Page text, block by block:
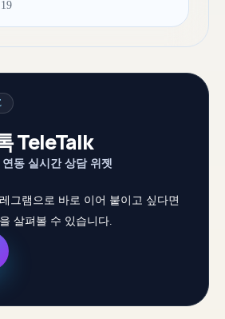
TeleTalk
동 실시간 상담 위젯
그램으로 바로 이어 붙이고 싶다면
살펴볼 수 있습니다.